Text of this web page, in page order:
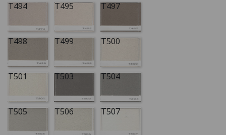
T494 T495 T497
T498 T499 T500
T501 T503 T504
T505 T506 T507